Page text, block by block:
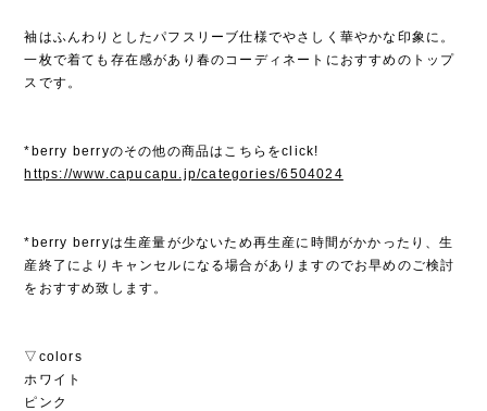
袖はふんわりとしたパフスリーブ仕様でやさしく華やかな印象に。
一枚で着ても存在感があり春のコーディネートにおすすめのトップ
スです。
*berry berryのその他の商品はこちらをclick!
https://www.capucapu.jp/categories/6504024
*berry berryは生産量が少ないため再生産に時間がかかったり、生
産終了によりキャンセルになる場合がありますのでお早めのご検討
をおすすめ致します。
▽colors
ホワイト
ピンク